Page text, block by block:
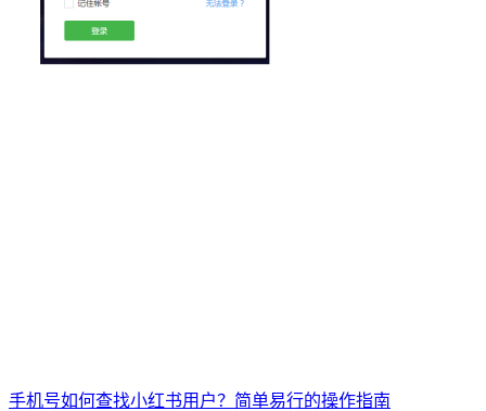
手机号如何查找小红书用户？简单易行的操作指南